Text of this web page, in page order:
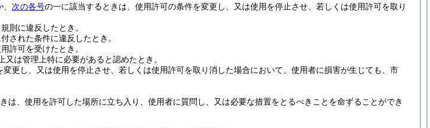
次の各号の一に該当するときは、使用許可の条件を変更し、又は使用を停止させ、若しくは使用許可を取り
則に違反したとき。
された条件に違反したとき。
許可を受けたとき。
は管理上特に必要があると認めたとき。
更し、又は使用を停止させ、若しくは使用許可を取り消した場合において、使用者に損害が生じても、市
は、使用を許可した場所に立ち入り、使用者に質問し、又は必要な措置をとるべきことを命ずることができ